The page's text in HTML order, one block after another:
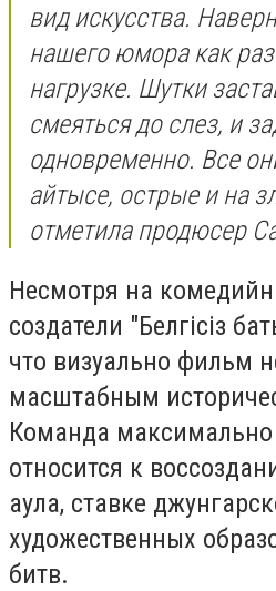
вид искусства.
нашего юмора как
нагрузке. Шутки
смеяться до слез, и
одновременно. Все
айтысе, острые и на
отметила продюсер
Несмотря на
создатели "Белгiсiз
что визуально фильм
масштабным
Команда максимально
относится к
аула, ставке
художественных
битв.